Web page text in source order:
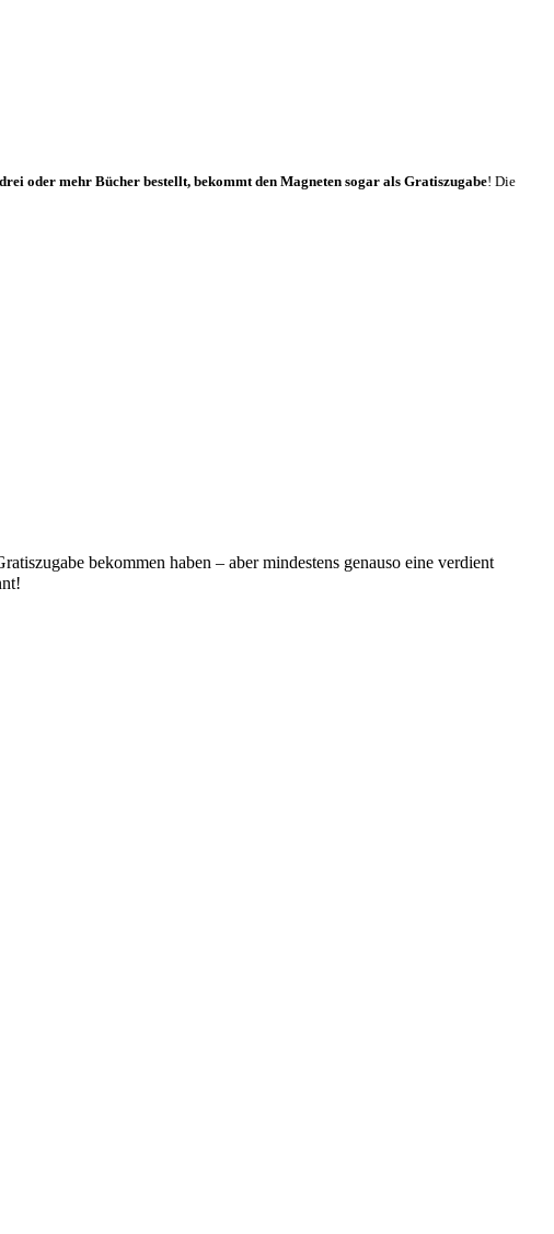
oder mehr Bücher bestellt, bekommt den Magneten sogar als Gratiszugabe! Die
bekommen haben – aber mindestens genauso eine verdient